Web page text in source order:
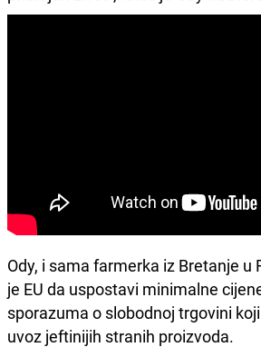
Ody, i sama farmerka iz Bretanje u
je EU da uspostavi minimalne
sporazuma o slobodnoj trgovini
uvoz jeftinijih stranih proizvoda.